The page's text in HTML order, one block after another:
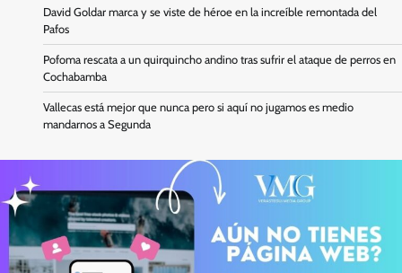
David Goldar marca y se viste de héroe en la increíble remontada del
Pafos
Pofoma rescata a un quirquincho andino tras sufrir el ataque de perros en
Cochabamba
Vallecas está mejor que nunca pero si aquí no jugamos es medio
mandarnos a Segunda